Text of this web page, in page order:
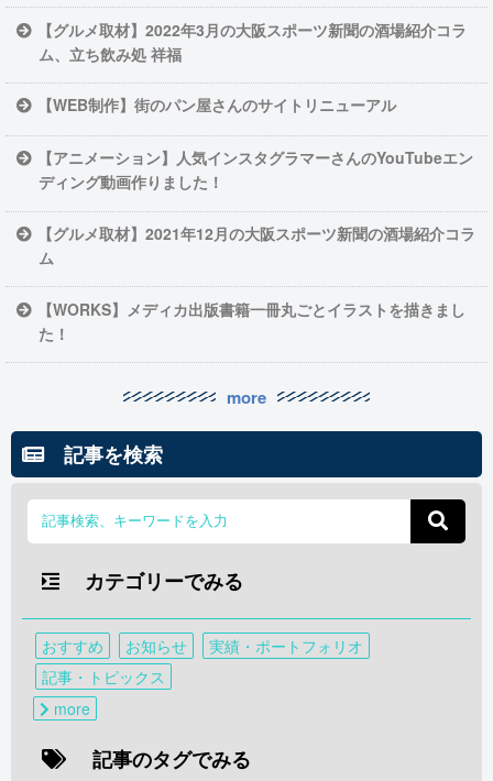
【グルメ取材】2022年3月の大阪スポーツ新聞の酒場紹介コラ
ム、立ち飲み処 祥福
【WEB制作】街のパン屋さんのサイトリニューアル
【アニメーション】人気インスタグラマーさんのYouTubeエン
ディング動画作りました！
【グルメ取材】2021年12月の大阪スポーツ新聞の酒場紹介コラ
ム
【WORKS】メディカ出版書籍一冊丸ごとイラストを描きまし
た！
more
記事を検索
カテゴリーでみる
おすすめ お知らせ
実績・ポートフォリオ
記事・トピックス
more
記事のタグでみる